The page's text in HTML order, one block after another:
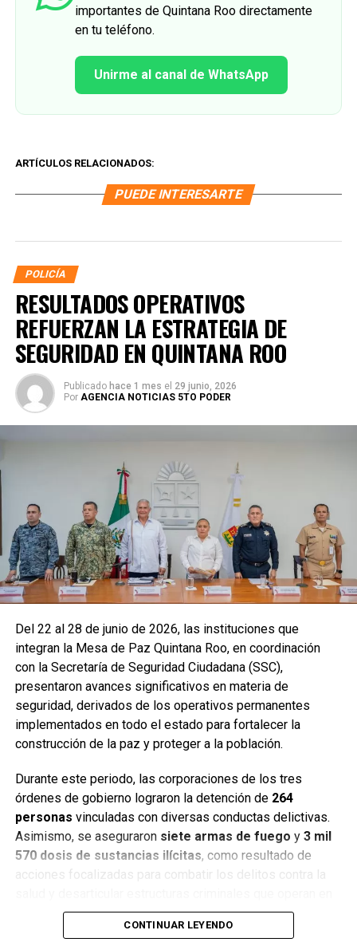
importantes de Quintana Roo directamente
en tu teléfono.
Unirme al canal de WhatsApp
ARTÍCULOS RELACIONADOS:
PUEDE INTERESARTE
POLICÍA
RESULTADOS OPERATIVOS
REFUERZAN LA ESTRATEGIA DE
SEGURIDAD EN QUINTANA ROO
Publicado hace 1 mes el 29 junio, 2026
Por AGENCIA NOTICIAS 5TO PODER
Del 22 al 28 de junio de 2026, las instituciones que
integran la Mesa de Paz Quintana Roo, en coordinación
con la Secretaría de Seguridad Ciudadana (SSC),
presentaron avances significativos en materia de
seguridad, derivados de los operativos permanentes
implementados en todo el estado para fortalecer la
construcción de la paz y proteger a la población.
Durante este periodo, las corporaciones de los tres
órdenes de gobierno lograron la detención de 264
personas vinculadas con diversas conductas delictivas.
Asimismo, se aseguraron siete armas de fuego y 3 mil
570 dosis de sustancias ilícitas, como resultado de
acciones focalizadas para combatir los delitos contra la
distintos municipios.
CONTINUAR LEYENDO